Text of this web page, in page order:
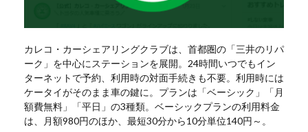
カレコ・カーシェアリングクラブは、首都圏の「三井のリパ
ーク」を中心にステーションを展開。24時間いつでもイン
ターネットで予約、利用時の対面手続きも不要。利用時には
ケータイがそのまま車の鍵に。プランは「ベーシック」「月
額費無料」「平日」の3種類。ベーシックプランの利用料金
は、月額980円のほか、最短30分から10分単位140円～。